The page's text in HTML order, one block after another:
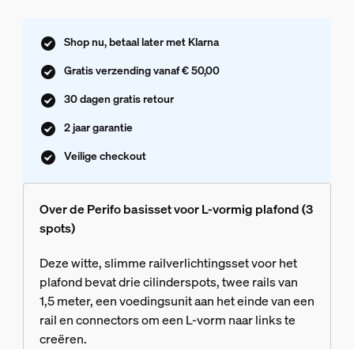
Shop nu, betaal later met Klarna
Gratis verzending vanaf € 50,00
30 dagen gratis retour
2 jaar garantie
Veilige checkout
Over de Perifo basisset voor L-vormig plafond (3
spots)
Deze witte, slimme railverlichtingsset voor het
plafond bevat drie cilinderspots, twee rails van
1,5 meter, een voedingsunit aan het einde van een
rail en connectors om een L-vorm naar links te
creëren.